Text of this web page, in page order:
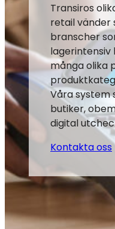
Transiros
retail vänder
branscher
många olika
Våra system
butiker,
digital
Kontakta oss